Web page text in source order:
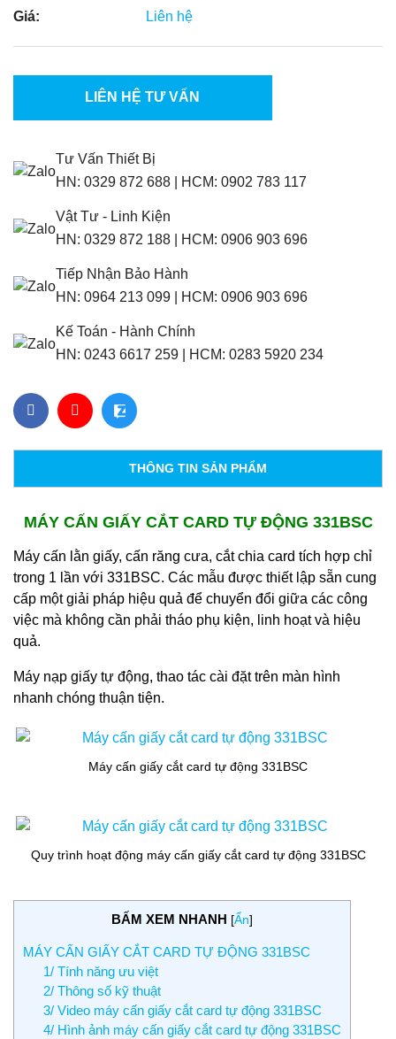
Giá:
Liên hệ
LIÊN HỆ TƯ VẤN
Tư Vấn Thiết Bị
HN: 0329 872 688 HCM: 0902 783 117
Vật Tư - Linh Kiện
HN: 0329 872 188 HCM: 0906 903 696
Tiếp Nhận Bảo Hành
HN: 0964 213 099 HCM: 0906 903 696
Kế Toán - Hành Chính
HN: 0243 6617 259 HCM: 0283 5920 234
THÔNG TIN SẢN PHẨM
MÁY CẤN GIẤY CẮT CARD TỰ ĐỘNG 331BSC
Máy cấn lằn giấy, cấn răng cưa, cắt chia card tích hợp chỉ
trong 1 lần với 331BSC. Các mẫu được thiết lập sẵn cung
cấp một giải pháp hiệu quả để chuyển đổi giữa các công
việc mà không cần phải tháo phụ kiện, linh hoạt và hiệu
quả.
Máy nạp giấy tự động, thao tác cài đặt trên màn hình
nhanh chóng thuận tiện.
Máy cấn giấy cắt card tự động 331BSC
Quy trình hoạt động máy cấn giấy cắt card tự động 331BSC
BẤM XEM NHANH [Ẩn]
MÁY CẤN GIẤY CẮT CARD TỰ ĐỘNG 331BSC
1/ Tính năng ưu việt
2/ Thông số kỹ thuật
3/ Video máy cấn giấy cắt card tự động 331BSC
4/ Hình ảnh máy cấn giấy cắt card tự động 331BSC